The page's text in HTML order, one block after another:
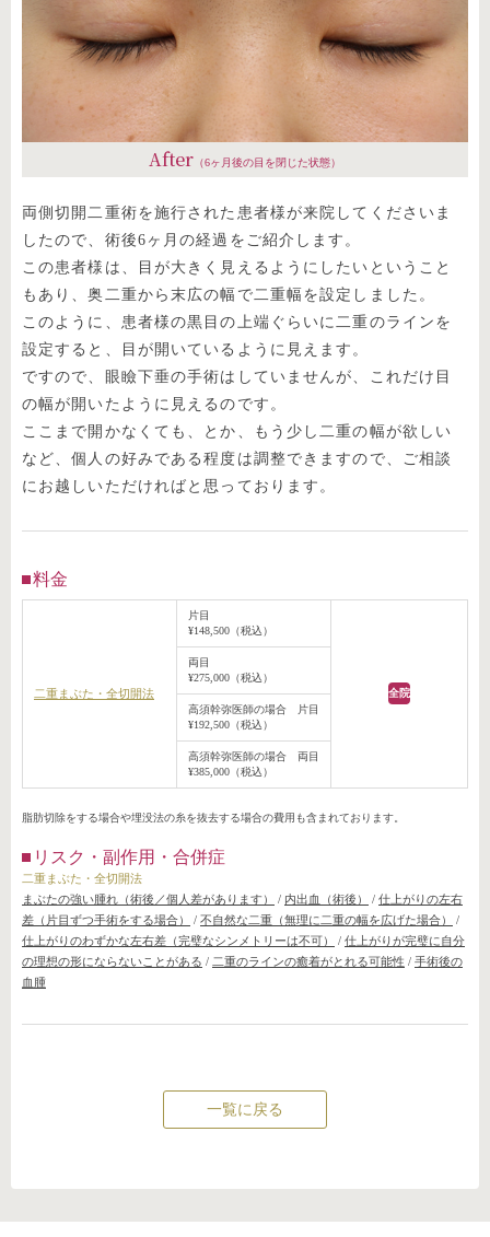
After （6ヶ月後の目を閉じた状態）
両側切開二重術を施行された患者様が来院してくださいま
したので、術後6ヶ月の経過をご紹介します。
この患者様は、目が大きく見えるようにしたいということ
もあり、奥二重から末広の幅で二重幅を設定しました。
このように、患者様の黒目の上端ぐらいに二重のラインを
設定すると、目が開いているように見えます。
ですので、眼瞼下垂の手術はしていませんが、これだけ目
の幅が開いたように見えるのです。
ここまで開かなくても、とか、もう少し二重の幅が欲しい
など、個人の好みである程度は調整できますので、ご相談
にお越しいただければと思っております。
料金
二重まぶた・全切開法
片目
¥148,500（税込）
全院
両目
¥275,000（税込）
高須幹弥医師の場合 片目
¥192,500（税込）
高須幹弥医師の場合 両目
¥385,000（税込）
脂肪切除をする場合や埋没法の糸を抜去する場合の費用も含まれております。
リスク・副作用・合併症
二重まぶた・全切開法
まぶたの強い腫れ（術後／個人差があります）
/ 内出血（術後） / 仕上がりの左右
差（片目ずつ手術をする場合）
/ 不自然な二重（無理に二重の幅を広げた場合）
/
仕上がりのわずかな左右差（完璧なシンメトリーは不可）
/ 仕上がりが完璧に自分
の理想の形にならないことがある / 二重のラインの癒着がとれる可能性 / 手術後の
血腫
一覧に戻る